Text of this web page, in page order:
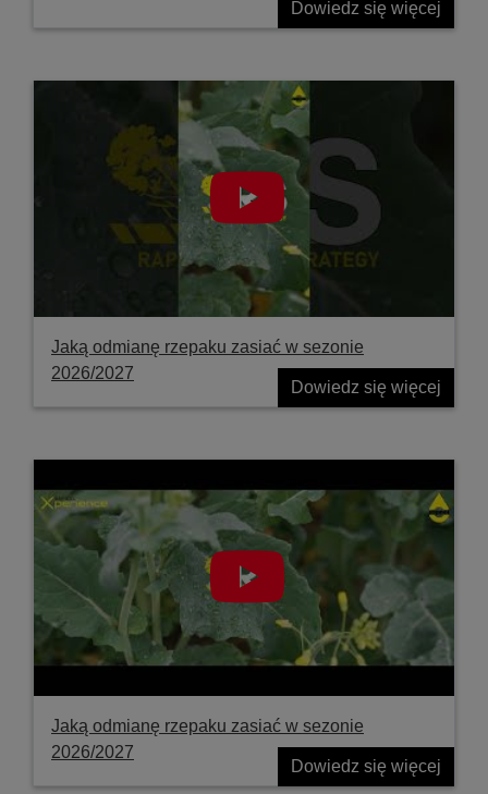
Dowiedz się więcej
Jaką odmianę rzepaku zasiać w sezonie
2026/2027
Dowiedz się więcej
Jaką odmianę rzepaku zasiać w sezonie
2026/2027
Dowiedz się więcej